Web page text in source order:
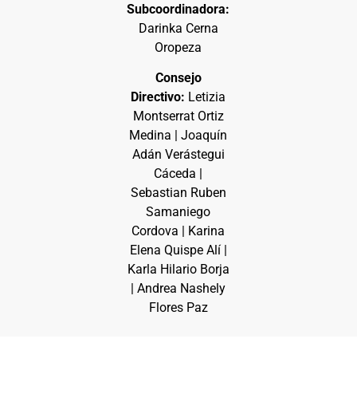
Subcoordinadora:
Darinka Cerna
Oropeza
Consejo
Directivo: Letizia
Montserrat Ortiz
Medina | Joaquín
Adán Verástegui
Cáceda |
Sebastian Ruben
Samaniego
Cordova | Karina
Elena Quispe Alí |
Karla Hilario Borja
| Andrea Nashely
Flores Paz